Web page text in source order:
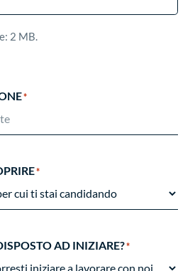
2 MB.
*
*
AD INIZIARE?*